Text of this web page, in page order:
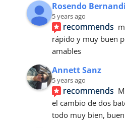
Rosendo
5 years ago
recommends
rápido y muy buen
amables
Annett Sanz
5 years ago
recommends
el cambio de dos
todo muy bien,